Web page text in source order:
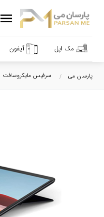
menu
مک اپل آیفون
پارسان می سرفیس مایکروسافت